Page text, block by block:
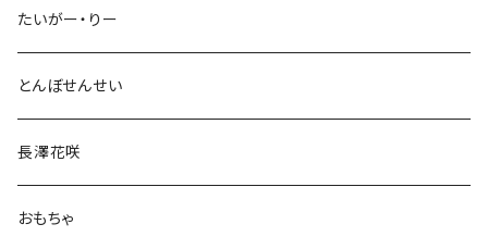
たいがー・りー
とんぼせんせい
長澤花咲
おもちゃ